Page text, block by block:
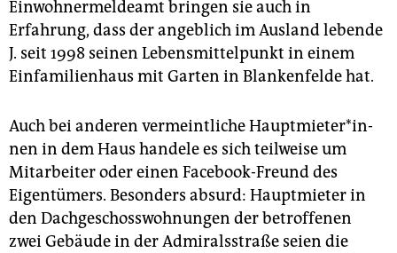
Einwohnermeldeamt bringen sie auch in
Erfahrung, dass der angeblich im Ausland lebende
J. seit 1998 seinen Lebensmittelpunkt in einem
Einfamilienhaus mit Garten in Blankenfelde hat.
Auch bei anderen vermeintliche Haupt­mie­te­r*in­
nen in dem Haus handele es sich teilweise um
Mitarbeiter oder einen Facebook-Freund des
Eigentümers. Besonders absurd: Hauptmieter in
den Dachgeschosswohnungen der betroffenen
zwei Gebäude in der Admiralsstraße seien die